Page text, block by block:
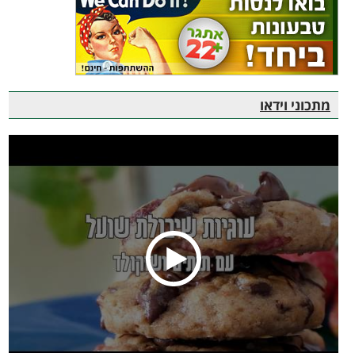
מתכוני וידאו